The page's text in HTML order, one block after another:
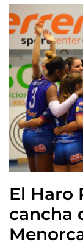
El Haro
cancha